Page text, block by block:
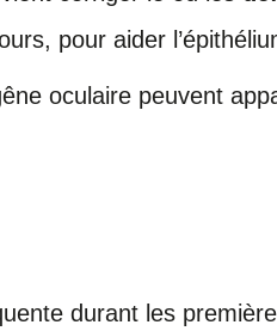
pour aider
oculaire peuvent
durant les